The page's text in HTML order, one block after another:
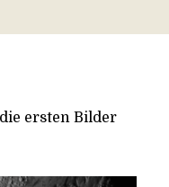
ers­ten Bil­der